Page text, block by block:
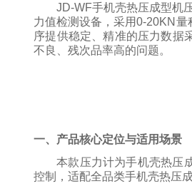
JD-WF手机壳热压成型机
力值检测设备，采用0-20KN 量
序提供稳定、精准的压力数据
不良、残次品率高的问题。
一、产品核心定位与适用场景
本款压力计为手机壳热压
控制，适配全品类手机壳热压